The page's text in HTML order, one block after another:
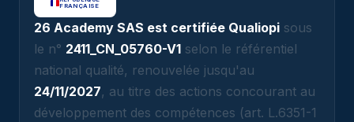
FRANÇAISE
26 Academy SAS est certifiée Qualiopi sous
le n° 2411_CN_05760-V1 selon le référentiel
national qualité, renouvelée jusqu'au
24/11/2027, au titre des actions concourant au
développement des compétences (art. L.6351-1